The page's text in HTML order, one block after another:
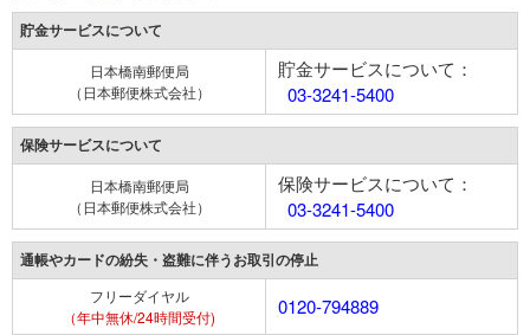
貯金サービスについて
日本橋南郵便局
（日本郵便株式会社）
貯金サービスについて：
03-3241-5400
保険サービスについて
日本橋南郵便局
（日本郵便株式会社）
保険サービスについて：
03-3241-5400
通帳やカードの紛失・盗難に伴うお取引の停止
フリーダイヤル
（年中無休/24時間受付)
0120-794889